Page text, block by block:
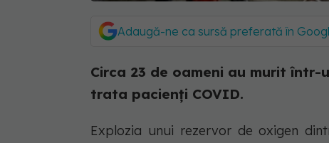
Adaugă-ne ca sursă preferată în
Circa 23 de oameni au murit
trata pacienți COVID.
Explozia unui rezervor de oxigen